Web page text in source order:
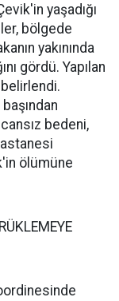
yaşadığı
bölgede
yakınında
gördü. Yapılan
bedeni,
ölümüne